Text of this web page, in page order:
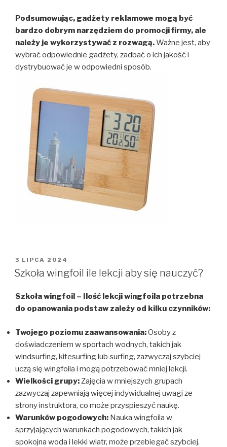
Podsumowując, gadżety reklamowe mogą być
bardzo dobrym narzędziem do promocji firmy, ale
należy je wykorzystywać z rozwagą.Ważne jest, aby
wybrać odpowiednie gadżety, zadbać o ich jakość i
dystrybuować je w odpowiedni sposób.
OPUBLIKOWANE
W
3 LIPCA 2024
Szkoła wingfoil ile lekcji aby się nauczyć?
Szkoła wingfoil – Ilość lekcji wingfoila potrzebna
do opanowania podstaw zależy od kilku czynników:
Twojego poziomu zaawansowania:Osoby z
doświadczeniem w sportach wodnych, takich jak
windsurfing, kitesurfing lub surfing, zazwyczaj szybciej
uczą się wingfoila i mogą potrzebować mniej lekcji.
Wielkości grupy: Zajęcia w mniejszych grupach
zazwyczaj zapewniają więcej indywidualnej uwagi ze
strony instruktora, co może przyspieszyć naukę.
Warunków pogodowych: Nauka wingfoila w
sprzyjających warunkach pogodowych, takich jak
spokojna woda i lekki wiatr, może przebiegać szybciej.